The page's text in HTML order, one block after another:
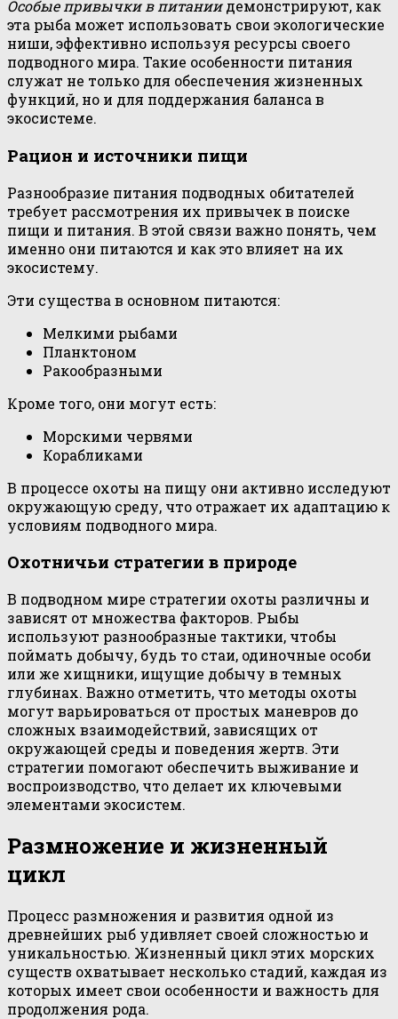
Особые привычки в питаниидемонстрируют, как
эта рыба может использовать свои экологические
ниши, эффективно используя ресурсы своего
подводного мира. Такие особенности питания
служат не только для обеспечения жизненных
функций, но и для поддержания баланса в
экосистеме.
Рацион и источники пищи
Разнообразие питания подводных обитателей
требует рассмотрения их привычек в поиске
пищи и питания. В этой связи важно понять, чем
именно они питаются и как это влияет на их
экосистему.
Эти существа в основном питаются:
Мелкими рыбами
Планктоном
Ракообразными
Кроме того, они могут есть:
Морскими червями
Корабликами
В процессе охоты на пищу они активно исследуют
окружающую среду, что отражает их адаптацию к
условиям подводного мира.
Охотничьи стратегии в природе
В подводном мире стратегии охоты различны и
зависят от множества факторов. Рыбы
используют разнообразные тактики, чтобы
поймать добычу, будь то стаи, одиночные особи
или же хищники, ищущие добычу в темных
глубинах. Важно отметить, что методы охоты
могут варьироваться от простых маневров до
сложных взаимодействий, зависящих от
окружающей среды и поведения жертв. Эти
стратегии помогают обеспечить выживание и
воспроизводство, что делает их ключевыми
элементами экосистем.
Размножение и жизненный
цикл
Процесс размножения и развития одной из
древнейших рыб удивляет своей сложностью и
уникальностью. Жизненный цикл этих морских
существ охватывает несколько стадий, каждая из
которых имеет свои особенности и важность для
продолжения рода.